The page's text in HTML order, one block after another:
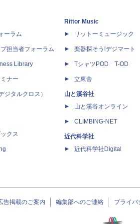
ーラム
担当者フォーラム
Library
ナー
ジタルクロス）
クス
Rittor Music
リットーミュージック
楽器探そう!デジマート
TシャツPOD T-OD
立東舎
山と溪谷社
山と溪谷オンライン
CLIMBING-NET
近代科学社
近代科学社Digital
告掲載のご案内 編集部へのご連絡 プライバ